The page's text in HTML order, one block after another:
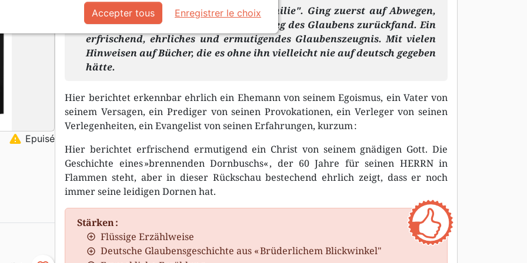
Aufgewachsen in einer « frommen Familie". Ging zuerst auf Abwegen,
bis er durch Wilhelm Busch auf den Weg des Glaubens zurückfand. Ein
erfrischend, ehrliches und ermutigendes Glaubenszeugnis. Mit vielen
Hinweisen auf Bücher, die es ohne ihn vielleicht nie auf deutsch gegeben
hätte.
Hier berichtet erkennbar ehrlich ein Ehemann von seinem Egoismus, ein Vater von
seinem Versagen, ein Prediger von seinen Provokationen, ein Verleger von seinen
Verlegenheiten, ein Evangelist von seinen Erfahrungen, kurzum :
Hier berichtet erfrischend ermutigend ein Christ von seinem gnädigen Gott. Die
Geschichte eines »brennenden Dornbuschs« , der 60 Jahre für seinen HERRN in
Flammen steht, aber in dieser Rückschau bestechend ehrlich zeigt, dass er noch
immer seine leidigen Dornen hat.
Stärken :
Flüssige Erzählweise
Deutsche Glaubensgeschichte aus « Brüderlichem Blickwinkel"
warning Epuisé
Accepter tous Enregistrer le choix